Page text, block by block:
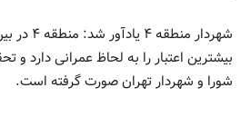
بیشترین اعتبار را به لحاظ عمرانی دارد و
شورا و شهردار تهران صورت گرفته است.